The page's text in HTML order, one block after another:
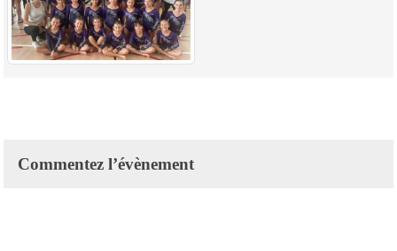
Commentez l’évènement